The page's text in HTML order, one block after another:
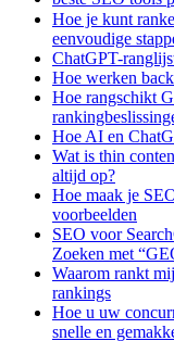
Hoe je kunt
eenvoudige
ChatGPT-
Hoe werken
Hoe rangschikt
Hoe AI en
Wat is thin
altijd op?
Hoe maak je
voorbeelden
SEO voor
Zoeken met
Waarom rankt
rankings
Hoe u uw
snelle en